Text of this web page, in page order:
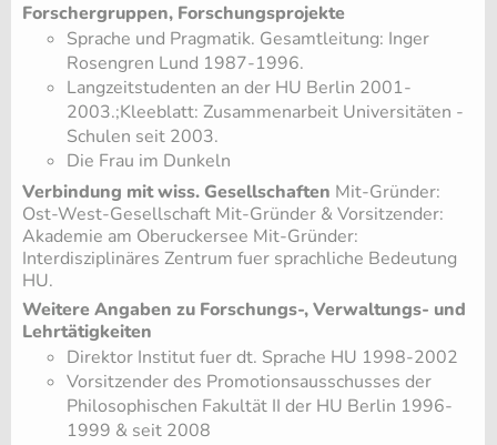
Forschergruppen, Forschungsprojekte
Sprache und Pragmatik. Gesamtleitung: Inger
Rosengren Lund 1987-1996.
Langzeitstudenten an der HU Berlin 2001-
2003.;Kleeblatt: Zusammenarbeit Universitäten -
Schulen seit 2003.
Die Frau im Dunkeln
Verbindung mit wiss. Gesellschaften Mit-Gründer:
Ost-West-Gesellschaft Mit-Gründer & Vorsitzender:
Akademie am Oberuckersee Mit-Gründer:
Interdisziplinäres Zentrum fuer sprachliche Bedeutung
HU.
Weitere Angaben zu Forschungs-, Verwaltungs- und
Lehrtätigkeiten
Direktor Institut fuer dt. Sprache HU 1998-2002
Vorsitzender des Promotionsausschusses der
Philosophischen Fakultät II der HU Berlin 1996-
1999 & seit 2008